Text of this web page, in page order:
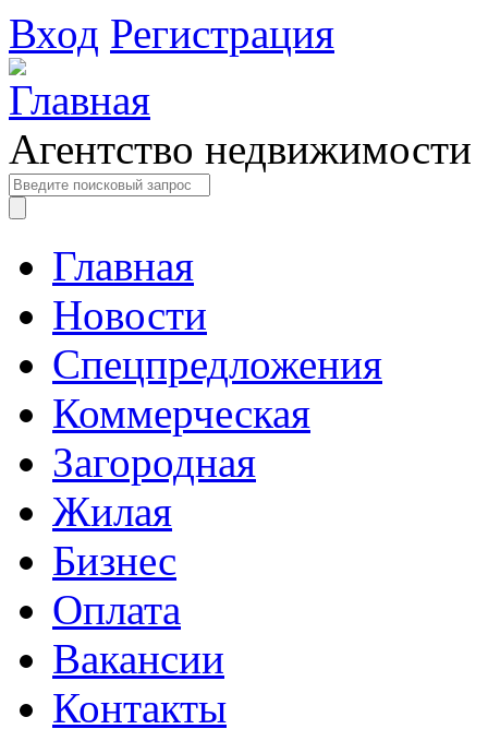
Вход Регистрация
Агентство недвижимости
Главная
Новости
Спецпредложения
Коммерческая
Загородная
Жилая
Бизнес
Оплата
Вакансии
Контакты